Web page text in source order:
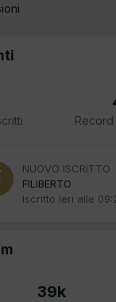
NUOVO ISCRITTO
FILIBERTO
Iscritto Ieri alle
39k